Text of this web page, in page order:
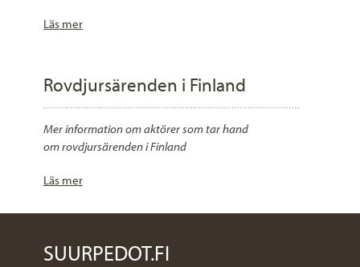
Läs mer
Rovdjursärenden i Finland
Mer information om aktörer som tar hand
om rovdjursärenden i Finland
Läs mer
SUURPEDOT.FI